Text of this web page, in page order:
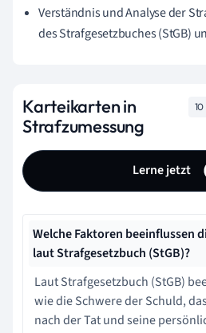
Verständnis und Analyse der
des Strafgesetzbuches (StGB)
Karteikarten in
Strafzumessung
10
Lerne jetzt
Welche Faktoren beeinflussen
laut Strafgesetzbuch (StGB)?
Laut Strafgesetzbuch (StGB)
wie die Schwere der Schuld,
nach der Tat und seine